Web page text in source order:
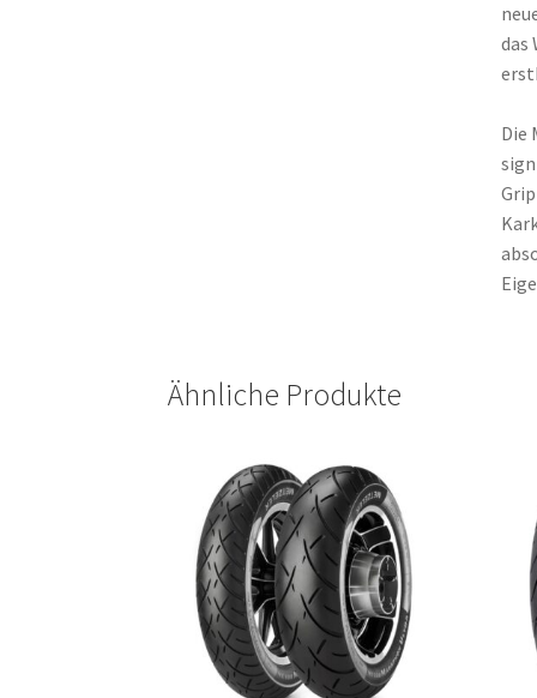
das
Die
Ähnliche Produkte